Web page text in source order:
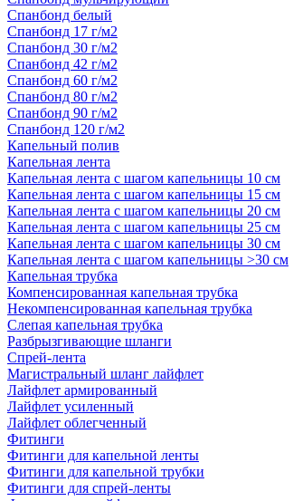
Спанбонд белый
Спанбонд 17 г/м2
Спанбонд 30 г/м2
Спанбонд 42 г/м2
Спанбонд 60 г/м2
Спанбонд 80 г/м2
Спанбонд 90 г/м2
Спанбонд 120 г/м2
Капельный полив
Капельная лента
Капельная лента с шагом капельницы 10 см
Капельная лента с шагом капельницы 15 см
Капельная лента с шагом капельницы 20 см
Капельная лента с шагом капельницы 25 см
Капельная лента с шагом капельницы 30 см
Капельная лента с шагом капельницы >30 см
Капельная трубка
Компенсированная капельная трубка
Некомпенсированная капельная трубка
Слепая капельная трубка
Разбрызгивающие шланги
Спрей-лента
Магистральный шланг лайфлет
Лайфлет армированный
Лайфлет усиленный
Лайфлет облегченный
Фитинги
Фитинги для капельной ленты
Фитинги для капельной трубки
Фитинги для спрей-ленты